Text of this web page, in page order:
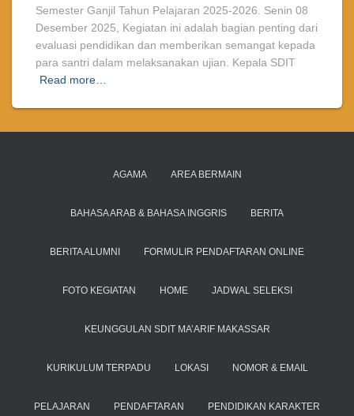
Semester Ganjil Tahun Pelajaran 2025-2026. Senin 08
Desember 2025, Kegiatan ini adalah bagian penting dari
evaluasi pendidikan dan memberikan semangat kepada
para santri dalam melaksanakan ujian. Kepala SDIT
Read more…
AGAMA AREA BERMAIN
BAHASA ARAB & BAHASA INGGRIS BERITA
BERITA ALUMNI FORMULIR PENDAFTARAN ONLINE
FOTO KEGIATAN HOME JADWAL SELEKSI
KEUNGGULAN SDIT MA’ARIF MAKASSAR
KURIKULUM TERPADU LOKASI NOMOR & EMAIL
PELAJARAN PENDAFTARAN PENDIDIKAN KARAKTER